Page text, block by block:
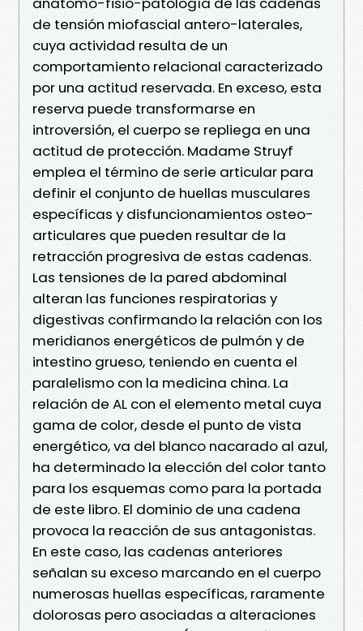
de tensión miofascial antero-laterales,
cuya actividad resulta de un
comportamiento relacional caracterizado
por una actitud reservada. En exceso, esta
reserva puede transformarse en
introversión, el cuerpo se repliega en una
actitud de protección. Madame Struyf
emplea el término de serie articular para
definir el conjunto de huellas musculares
específicas y disfuncionamientos osteo-
articulares que pueden resultar de la
retracción progresiva de estas cadenas.
Las tensiones de la pared abdominal
alteran las funciones respiratorias y
digestivas confirmando la relación con los
meridianos energéticos de pulmón y de
intestino grueso, teniendo en cuenta el
paralelismo con la medicina china. La
relación de AL con el elemento metal cuya
gama de color, desde el punto de vista
energético, va del blanco nacarado al azul,
ha determinado la elección del color tanto
para los esquemas como para la portada
de este libro. El dominio de una cadena
provoca la reacción de sus antagonistas.
En este caso, las cadenas anteriores
señalan su exceso marcando en el cuerpo
numerosas huellas específicas, raramente
dolorosas pero asociadas a alteraciones